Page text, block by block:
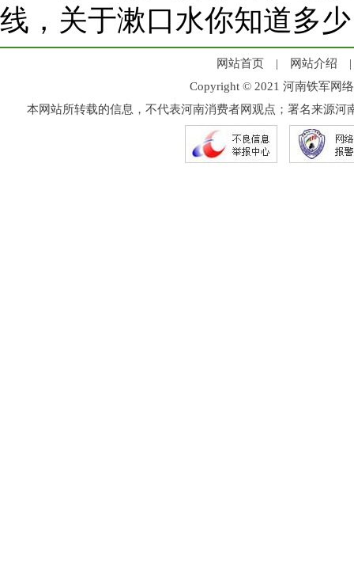
线，关于漱口水你知道多
网站首页 | 网站介绍
Copyright © 2021 河南铁军网
本网站所转载的信息，不代表河南消费者网观点；署名来源